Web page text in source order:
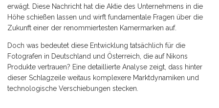
erwägt. Diese Nachricht hat die Aktie des Unternehmens in die
Höhe schießen lassen und wirft fundamentale Fragen über die
Zukunft einer der renommiertesten Kamermarken auf.
Doch was bedeutet diese Entwicklung tatsächlich für die
Fotografen in Deutschland und Österreich, die auf Nikons
Produkte vertrauen? Eine detaillierte Analyse zeigt, dass hinter
dieser Schlagzeile weitaus komplexere Marktdynamiken und
technologische Verschiebungen stecken.